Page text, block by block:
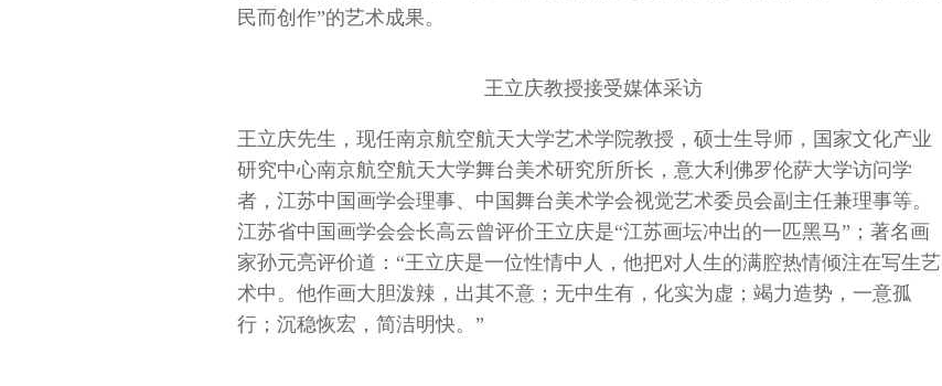
民而创作”的艺术成果。
王立庆教授接受媒体采访
王立庆先生，现任南京航空航天大学艺术学院教授，硕士生导师，国家文化产业
研究中心南京航空航天大学舞台美术研究所所长，意大利佛罗伦萨大学访问学
者，江苏中国画学会理事、中国舞台美术学会视觉艺术委员会副主任兼理事等。
江苏省中国画学会会长高云曾评价王立庆是“江苏画坛冲出的一匹黑马”；著名画
家孙元亮评价道：“王立庆是一位性情中人，他把对人生的满腔热情倾注在写生艺
术中。他作画大胆泼辣，出其不意；无中生有，化实为虚；竭力造势，一意孤
行；沉稳恢宏，简洁明快。”